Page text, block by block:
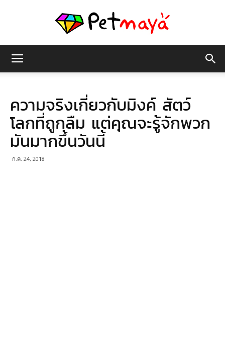
มายา
ความจริงเกี่ยวกับมิงค์ สัตว์
โลกที่ถูกลืม แต่คุณจะรู้จักพวก
มันมากขึ้นวันนี้
ก.ค. 24, 2018